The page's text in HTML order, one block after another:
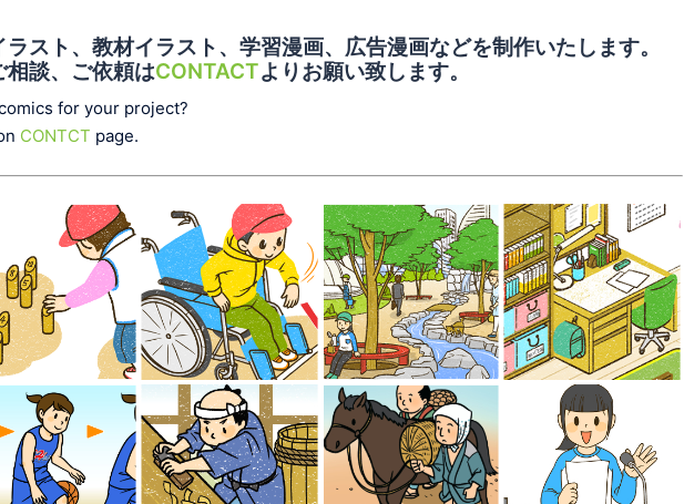
スト、教材イラスト、学習漫画、広告漫画などを制作いたします。
相談、ご依頼はCONTACTよりお願い致します。
for your project?
CONTCT page.
童書イラス
かんたん
り道具で
験！ だれ
楽しめる
バーサル
ポ―ツ』汐
文社
『かんたん手
作り道具で体
験！ だれも
が楽しめるユ
ニバーサルス
ポ―ツ』汐文
社
児童書イラス
ト『グリーン
インフラって
何だろう？』
PHP研究所
児童書イラス
ト『アクティ
ブ！家庭科』
偕成社
ーツイラ
『バスケ
ボールル
学習漫画『未
来につなぐ日
本の工芸品』
歴史イラスト
『社会科資料
集6年』文溪堂
児童書イラス
ト『放送委員
アイデアブッ